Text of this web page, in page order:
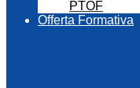
PTOF
Offerta Formativa